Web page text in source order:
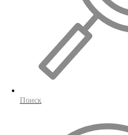
Поиск